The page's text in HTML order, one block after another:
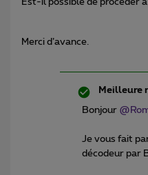
Merci d’avance.
Meilleure
Bonjour ​
Je vous fait
décodeur par